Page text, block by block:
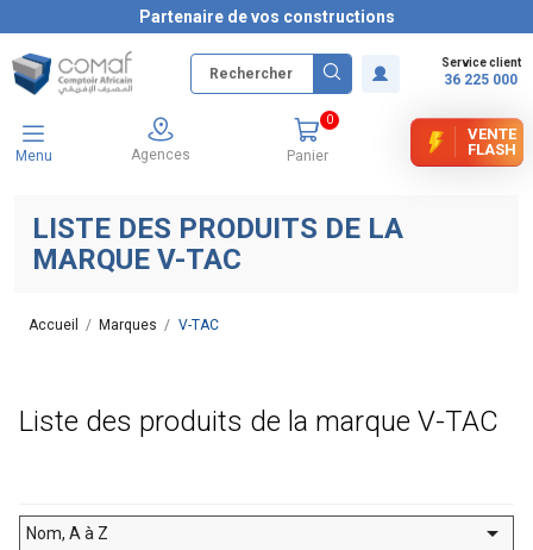
Partenaire de vos constructions
Service client
36 225 000
Menu Agences Panier
0
VENTE
FLASH
LISTE DES PRODUITS DE LA
MARQUE V-TAC
Accueil Marques V-TAC
Liste des produits de la marque V-TAC
Nom, A à Z 